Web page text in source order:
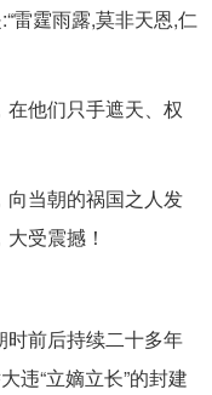
雷霆雨露,莫非天恩,仁
他们只手遮天、权
当朝的祸国之人发
受震撼！
前后持续二十多年
违“立嫡立长”的封建